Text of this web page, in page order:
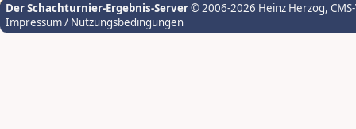
Der Schachturnier-Ergebnis-Server© 2006-2026 Heinz Herzog,
Impressum / Nutzungsbedingungen